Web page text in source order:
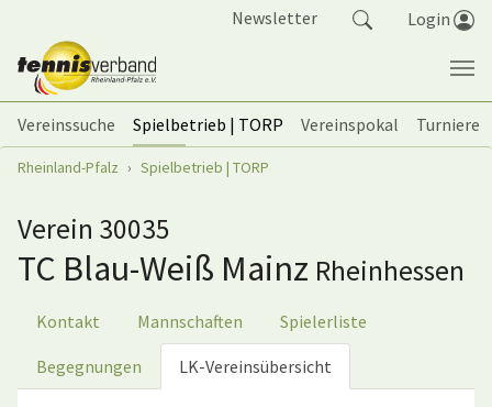
Newsletter Login
Vereinssuche Spielbetrieb | TORP Vereinspokal
Turniere
Sie sind hier:
Rheinland-Pfalz Spielbetrieb | TORP
Verein 30035
TC Blau-Weiß Mainz Rheinhessen
Kontakt Mannschaften Spielerliste
Begegnungen LK-Vereinsübersicht